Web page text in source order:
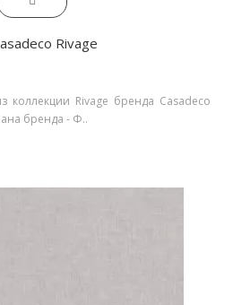
Rivage
коллекции Rivage бренда Casadeco
бренда - Ф..